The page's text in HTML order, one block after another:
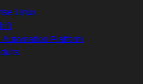
Linux
Platform